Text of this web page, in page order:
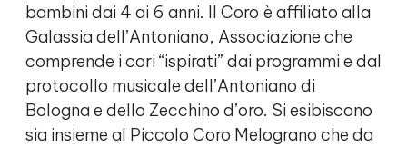
bambini dai 4 ai 6 anni. Il Coro è affiliato alla
Galassia dell’Antoniano, Associazione che
comprende i cori “ispirati” dai programmi e dal
protocollo musicale dell’Antoniano di
Bologna e dello Zecchino d’oro. Si esibiscono
sia insieme al Piccolo Coro Melograno che da